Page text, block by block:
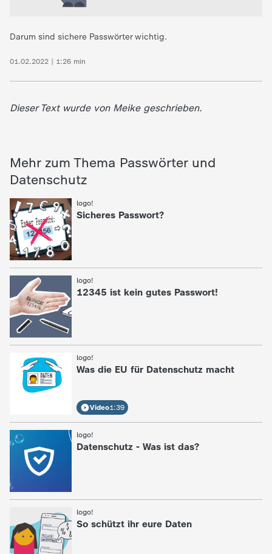
Darum sind sichere Passwörter wichtig.
01.02.2022 | 1:26 min
Dieser Text wurde von Meike geschrieben.
Mehr zum Thema Passwörter und
Datenschutz
logo!
: Sicheres Passwort?
logo!
12345 ist kein gutes Passwort!
logo!
Was die EU für Datenschutz macht
Video1:39
logo!
: Datenschutz - Was ist das?
logo!
So schützt ihr eure Daten